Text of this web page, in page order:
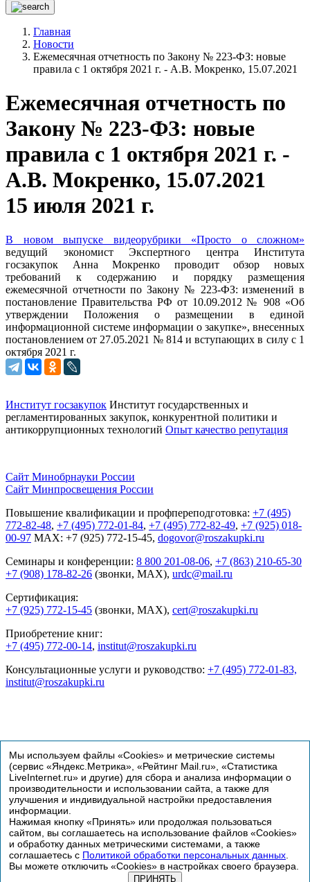
Главная
Новости
Ежемесячная отчетность по Закону № 223-ФЗ: новые
правила с 1 октября 2021 г. - А.В. Мокренко, 15.07.2021
Ежемесячная отчетность по
Закону № 223-ФЗ: новые
правила с 1 октября 2021 г. -
А.В. Мокренко, 15.07.2021
15 июля 2021 г.
В новом выпуске видеорубрики «Просто о сложном»
ведущий экономист Экспертного центра Института
госзакупок Анна Мокренко проводит обзор новых
требований к содержанию и порядку размещения
ежемесячной отчетности по Закону № 223-ФЗ: изменений в
постановление Правительства РФ от 10.09.2012 № 908 «Об
утверждении Положения о размещении в единой
информационной системе информации о закупке», внесенных
постановлением от 27.05.2021 № 814 и вступающих в силу с 1
октября 2021 г.
Институт госзакупок Институт государственных и
регламентированных закупок, конкурентной политики и
антикоррупционных технологий Опыт качество репутация
Сайт Минобрнауки России
Сайт Минпросвещения России
Повышение квалификации и профпереподготовка: +7 (495)
772-82-48, +7 (495) 772-01-84, +7 (495) 772-82-49, +7 (925) 018-
00-97 MAX: +7 (925) 772-15-45, dogovor@roszakupki.ru
Семинары и конференции: 8 800 201-08-06, +7 (863) 210-65-30
+7 (908) 178-82-26 (звонки, MAX), urdc@mail.ru
Сертификация:
+7 (925) 772-15-45 (звонки, MAX), cert@roszakupki.ru
Приобретение книг:
+7 (495) 772-00-14, institut@roszakupki.ru
Консультационные услуги и руководство: +7 (495) 772-01-83,
institut@roszakupki.ru
© Институт госзакупок, 1998-2026
Мы используем файлы «Cookies» и метрические системы
(сервис «Яндекс.Метрика», «Рейтинг Mail.ru», «Статистика
LiveInternet.ru» и другие) для сбора и анализа информации о
производительности и использовании сайта, а также для
улучшения и индивидуальной настройки предоставления
информации.
Нажимая кнопку «Принять» или продолжая пользоваться
сайтом, вы соглашаетесь на использование файлов «Cookies»
и обработку данных метрическими системами, а также
соглашаетесь с Политикой обработки персональных данных
Вы можете отключить «Cookies» в настройках своего браузера.
ПРИНЯТЬ